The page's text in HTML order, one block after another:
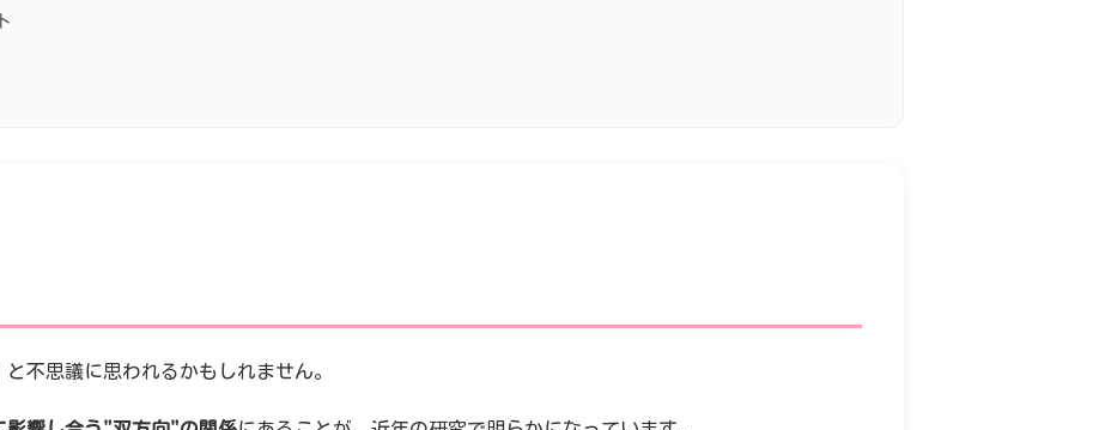
不思議に思われるかもしれません。